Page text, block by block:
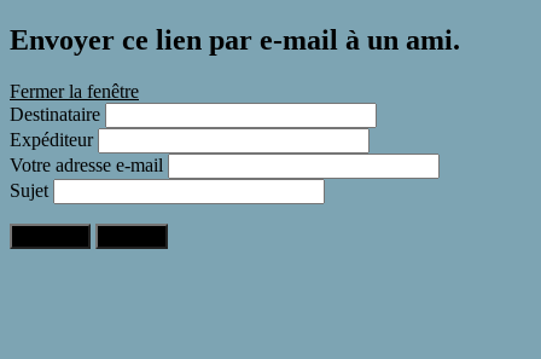
Envoyer ce lien par e-mail à un ami.
Fermer la fenêtre
Destinataire
Expéditeur
Votre adresse e-mail
Sujet